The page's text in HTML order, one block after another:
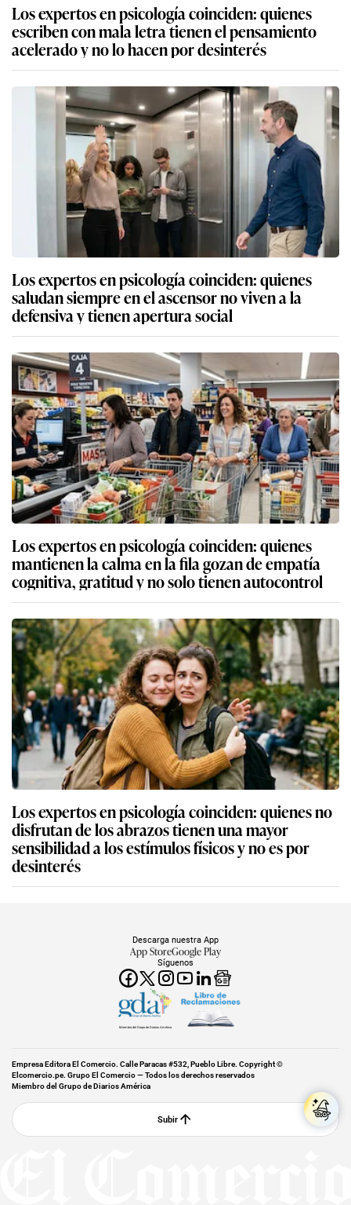
Los expertos en psicología coinciden: quienes
escriben con mala letra tienen el pensamiento
acelerado y no lo hacen por desinterés
Los expertos en psicología coinciden: quienes
saludan siempre en el ascensor no viven a la
defensiva y tienen apertura social
Los expertos en psicología coinciden: quienes
mantienen la calma en la fila gozan de empatía
cognitiva, gratitud y no solo tienen autocontrol
Los expertos en psicología coinciden: quienes no
disfrutan de los abrazos tienen una mayor
sensibilidad a los estímulos físicos y no es por
desinterés
Síguenos
Descarga nuestra App
App StoreGoogle Play
Miembro del Grupo de Diarios América
Empresa Editora El Comercio. Calle Paracas #532, Pueblo Libre. Copyright ©
Elcomercio.pe. Grupo El Comercio — Todos los derechos reservados
Miembro del Grupo de Diarios América
Subir